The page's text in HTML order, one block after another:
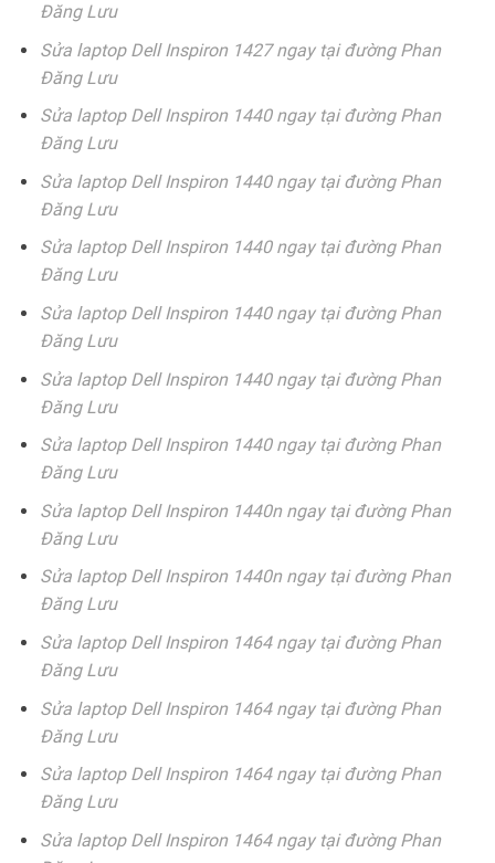
Đăng Lưu
Sửa laptop Dell Inspiron 1427 ngay tại đường Phan
Đăng Lưu
Sửa laptop Dell Inspiron 1440 ngay tại đường Phan
Đăng Lưu
Sửa laptop Dell Inspiron 1440 ngay tại đường Phan
Đăng Lưu
Sửa laptop Dell Inspiron 1440 ngay tại đường Phan
Đăng Lưu
Sửa laptop Dell Inspiron 1440 ngay tại đường Phan
Đăng Lưu
Sửa laptop Dell Inspiron 1440 ngay tại đường Phan
Đăng Lưu
Sửa laptop Dell Inspiron 1440 ngay tại đường Phan
Đăng Lưu
Sửa laptop Dell Inspiron 1440n ngay tại đường Phan
Đăng Lưu
Sửa laptop Dell Inspiron 1440n ngay tại đường Phan
Đăng Lưu
Sửa laptop Dell Inspiron 1464 ngay tại đường Phan
Đăng Lưu
Sửa laptop Dell Inspiron 1464 ngay tại đường Phan
Đăng Lưu
Sửa laptop Dell Inspiron 1464 ngay tại đường Phan
Đăng Lưu
Sửa laptop Dell Inspiron 1464 ngay tại đường Phan